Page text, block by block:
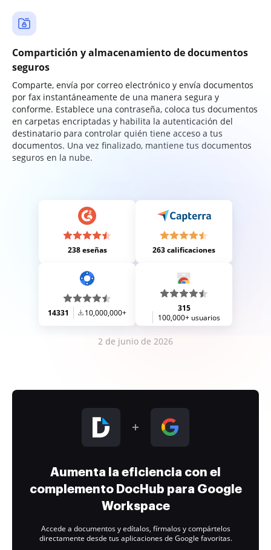
Compartición y almacenamiento de documentos
seguros
Comparte, envía por correo electrónico y envía documentos
por fax instantáneamente de una manera segura y
conforme. Establece una contraseña, coloca tus documentos
en carpetas encriptadas y habilita la autenticación del
destinatario para controlar quién tiene acceso a tus
documentos. Una vez finalizado, mantiene tus documentos
seguros en la nube.
238 eseñas 263 calificaciones
14331 10,000,000+
315
100,000+ usuarios
2 de junio de 2026
Aumenta la eficiencia con el
complemento DocHub para Google
Workspace
Accede a documentos y edítalos, fírmalos y compártelos
directamente desde tus aplicaciones de Google favoritas.